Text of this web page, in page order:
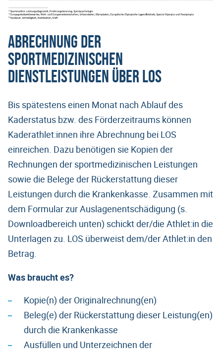
Abrechnung der
sportmedizinischen
Dienstleistungen über LOS
Bis spätestens einen Monat nach Ablauf des
Kaderstatus bzw. des Förderzeitraums können
Kaderathlet:innen ihre Abrechnung bei LOS
einreichen. Dazu benötigen sie Kopien der
Rechnungen der sportmedizinischen Leistungen
sowie die Belege der Rückerstattung dieser
Leistungen durch die Krankenkasse. Zusammen mit
dem Formular zur Auslagenentschädigung (s.
Downloadbereich unten) schickt der/die Athlet:in die
Unterlagen zu. LOS überweist dem/der Athlet:in den
Betrag.
Was braucht es?
Kopie(n) der Originalrechnung(en)
Beleg(e) der Rückerstattung dieser Leistung(en)
durch die Krankenkasse
Ausfüllen und Unterzeichnen der